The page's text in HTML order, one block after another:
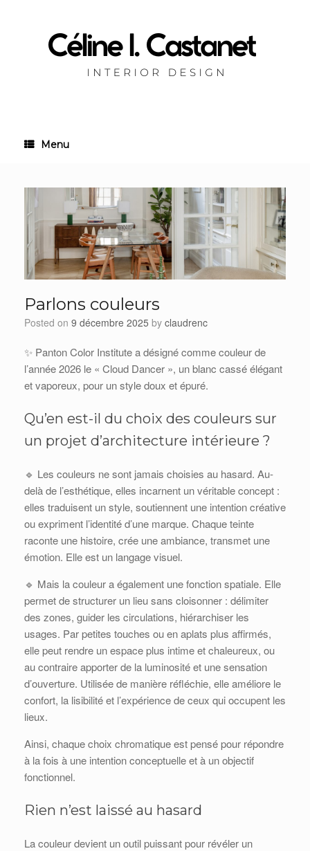
Menu
Parlons couleurs
Posted on 9 décembre 2025 by claudrenc
✨ Panton Color Institute a désigné comme couleur de
l’année 2026 le « Cloud Dancer », un blanc cassé élégant
et vaporeux, pour un style doux et épuré.
Qu’en est-il du choix des couleurs sur
un projet d’architecture intérieure ?
🔹 Les couleurs ne sont jamais choisies au hasard. Au-
delà de l’esthétique, elles incarnent un véritable concept :
elles traduisent un style, soutiennent une intention créative
ou expriment l’identité d’une marque. Chaque teinte
raconte une histoire, crée une ambiance, transmet une
émotion. Elle est un langage visuel.
🔹 Mais la couleur a également une fonction spatiale. Elle
permet de structurer un lieu sans cloisonner : délimiter
des zones, guider les circulations, hiérarchiser les
usages. Par petites touches ou en aplats plus affirmés,
elle peut rendre un espace plus intime et chaleureux, ou
au contraire apporter de la luminosité et une sensation
d’ouverture. Utilisée de manière réfléchie, elle améliore le
confort, la lisibilité et l’expérience de ceux qui occupent les
lieux.
Ainsi, chaque choix chromatique est pensé pour répondre
à la fois à une intention conceptuelle et à un objectif
fonctionnel.
Rien n’est laissé au hasard
La couleur devient un outil puissant pour révéler un